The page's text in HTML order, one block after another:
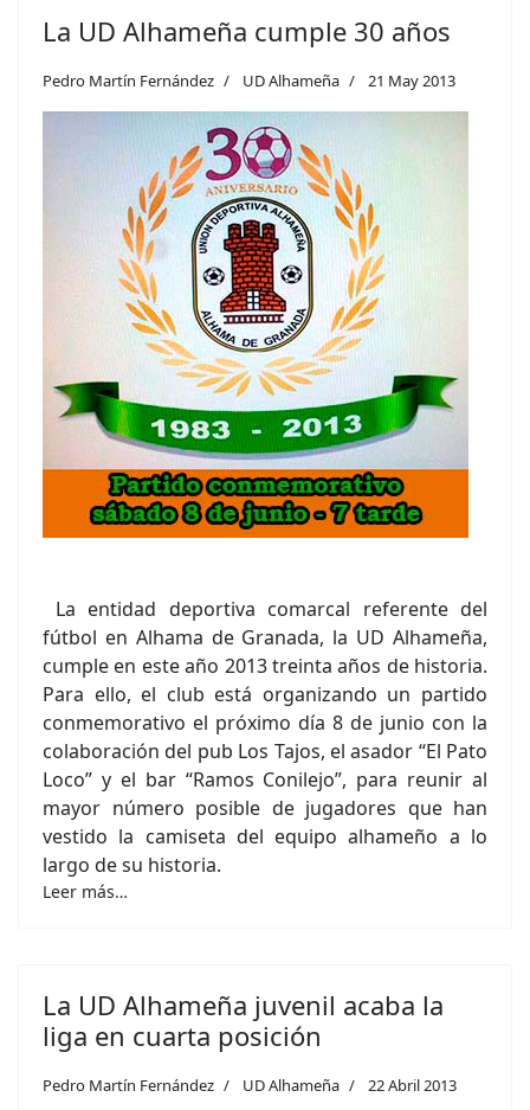
La UD Alhameña cumple 30 años
Pedro Martín Fernández UD Alhameña 21 May 2013
La entidad deportiva comarcal referente del
fútbol en Alhama de Granada, la UD Alhameña,
cumple en este año 2013 treinta años de historia.
Para ello, el club está organizando un partido
conmemorativo el próximo día 8 de junio con la
colaboración del pub Los Tajos, el asador “El Pato
Loco” y el bar “Ramos Conilejo”, para reunir al
mayor número posible de jugadores que han
vestido la camiseta del equipo alhameño a lo
largo de su historia.
Leer más…
La UD Alhameña juvenil acaba la
liga en cuarta posición
Pedro Martín Fernández UD Alhameña 22 Abril 2013